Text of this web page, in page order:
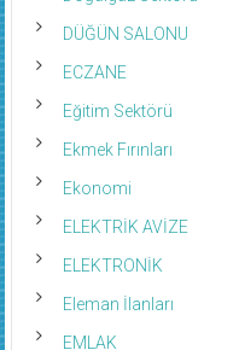
DÜĞÜN SALONU
ECZANE
Eğitim Sektörü
Ekmek Fırınları
Ekonomi
ELEKTRİK AVİZE
ELEKTRONİK
Eleman İlanları
EMLAK